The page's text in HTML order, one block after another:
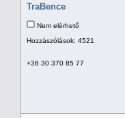
TraBence
Nem elérhető
Hozzászólások: 4521
+36 30 370 85 77